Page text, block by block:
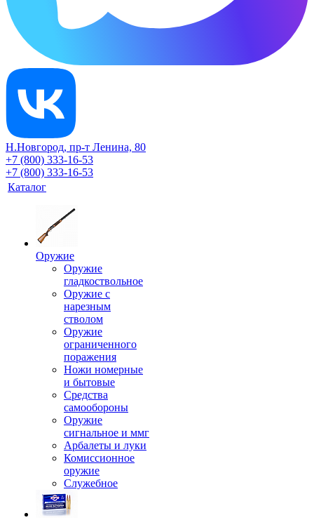
Н.Новгород, пр-т Ленина, 80
+7 (800) 333-16-53
+7 (800) 333-16-53
Каталог
Оружие
Оружие
гладкоствольное
Оружие с
нарезным
стволом
Оружие
ограниченного
поражения
Ножи номерные
и бытовые
Средства
самообороны
Оружие
сигнальное и ммг
Арбалеты и луки
Комиссионное
оружие
Служебное